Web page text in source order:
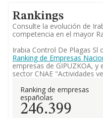
Rankings
Consulte la evolución de
competencia en el mayor
Irabia Control De Plagas Sl
Ranking de Empresas
empresas de GIPUZKOA, y
sector CNAE "Actividades
Ranking de empresas
españolas
246.399